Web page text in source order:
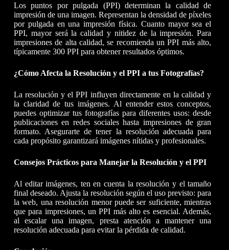
Los puntos por pulgada (PPI) determinan la calidad de
impresión de una imagen. Representan la densidad de píxeles
por pulgada en una impresión física. Cuanto mayor sea el
PPI, mayor será la calidad y nitidez de la impresión. Para
impresiones de alta calidad, se recomienda un PPI más alto,
típicamente 300 PPI para obtener resultados óptimos.
¿Cómo Afecta la Resolución y el PPI a tus Fotografías?
La resolución y el PPI influyen directamente en la calidad y
la claridad de tus imágenes. Al entender estos conceptos,
puedes optimizar tus fotografías para diferentes usos: desde
publicaciones en redes sociales hasta impresiones de gran
formato. Asegurarte de tener la resolución adecuada para
cada propósito garantizará imágenes nítidas y profesionales.
Consejos Prácticos para Manejar la Resolución y el PPI
Al editar imágenes, ten en cuenta la resolución y el tamaño
final deseado. Ajusta la resolución según el uso previsto: para
la web, una resolución menor puede ser suficiente, mientras
que para impresiones, un PPI más alto es esencial. Además,
al escalar una imagen, presta atención a mantener una
resolución adecuada para evitar la pérdida de calidad.